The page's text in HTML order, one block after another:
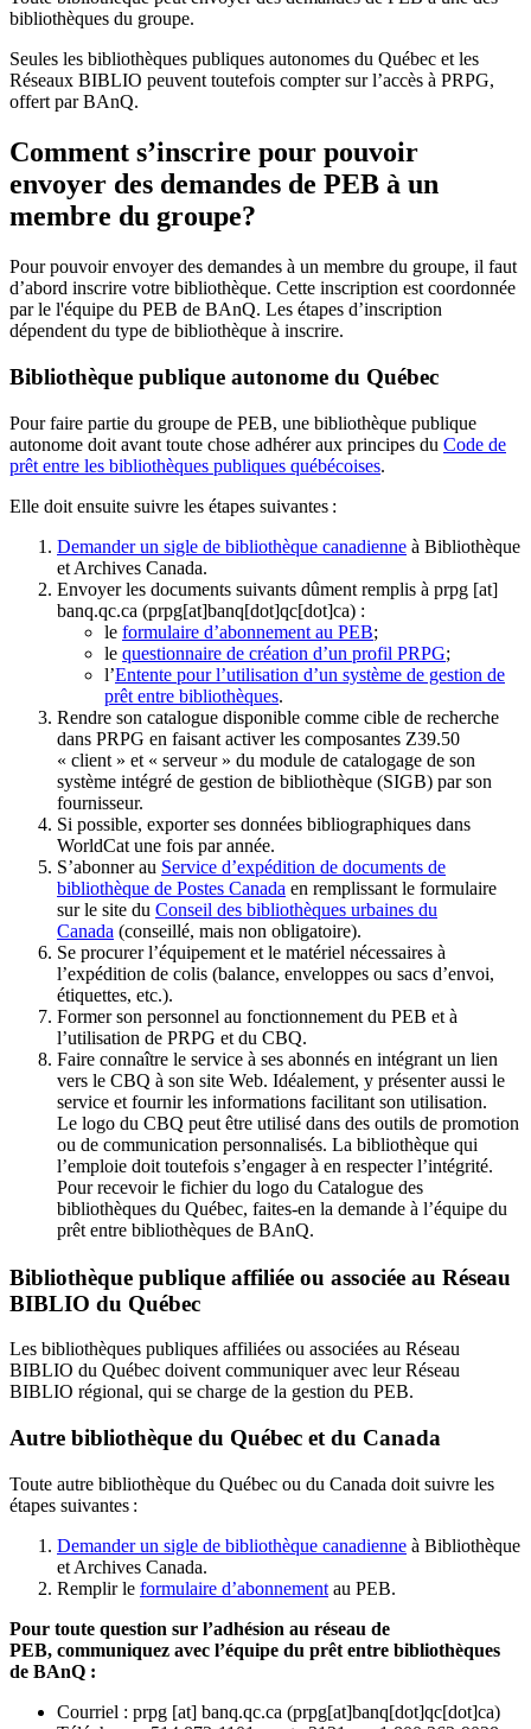
bibliothèques du groupe.
Seules les bibliothèques publiques autonomes du Québec et les
Réseaux BIBLIO peuvent toutefois compter sur l’accès à PRPG,
offert par BAnQ.
Comment s’inscrire pour pouvoir
envoyer des demandes de PEB à un
membre du groupe?
Pour pouvoir envoyer des demandes à un membre du groupe, il faut
d’abord inscrire votre bibliothèque. Cette inscription est coordonnée
par le l'équipe du PEB de BAnQ. Les étapes d’inscription
dépendent du type de bibliothèque à inscrire.
Bibliothèque publique autonome du Québec
Pour faire partie du groupe de PEB, une bibliothèque publique
autonome doit avant toute chose adhérer aux principes du Code de
prêt entre les bibliothèques publiques québécoises.
Elle doit ensuite suivre les étapes suivantes :
Demander un sigle de bibliothèque canadienne à Bibliothèque
et Archives Canada.
Envoyer les documents suivants dûment remplis à prpg [at]
banq.qc.ca (prpg[at]banq[dot]qc[dot]ca) :
le formulaire d’abonnement au PEB;
le questionnaire de création d’un profil PRPG;
l’Entente pour l’utilisation d’un système de gestion de
prêt entre bibliothèques.
Rendre son catalogue disponible comme cible de recherche
dans PRPG en faisant activer les composantes Z39.50
« client » et « serveur » du module de catalogage de son
système intégré de gestion de bibliothèque (SIGB) par son
fournisseur.
Si possible, exporter ses données bibliographiques dans
WorldCat une fois par année.
S’abonner au Service d’expédition de documents de
bibliothèque de Postes Canada en remplissant le formulaire
sur le site du Conseil des bibliothèques urbaines du
Canada (conseillé, mais non obligatoire).
Se procurer l’équipement et le matériel nécessaires à
l’expédition de colis (balance, enveloppes ou sacs d’envoi,
étiquettes, etc.).
Former son personnel au fonctionnement du PEB et à
l’utilisation de PRPG et du CBQ.
Faire connaître le service à ses abonnés en intégrant un lien
vers le CBQ à son site Web. Idéalement, y présenter aussi le
service et fournir les informations facilitant son utilisation.
Le logo du CBQ peut être utilisé dans des outils de promotion
ou de communication personnalisés. La bibliothèque qui
l’emploie doit toutefois s’engager à en respecter l’intégrité.
Pour recevoir le fichier du logo du Catalogue des
bibliothèques du Québec, faites-en la demande à l’équipe du
prêt entre bibliothèques de BAnQ.
Bibliothèque publique affiliée ou associée au Réseau
BIBLIO du Québec
Les bibliothèques publiques affiliées ou associées au Réseau
BIBLIO du Québec doivent communiquer avec leur Réseau
BIBLIO régional, qui se charge de la gestion du PEB.
Autre bibliothèque du Québec et du Canada
Toute autre bibliothèque du Québec ou du Canada doit suivre les
étapes suivantes :
Demander un sigle de bibliothèque canadienne à Bibliothèque
et Archives Canada.
Remplir le formulaire d’abonnement au PEB.
Pour toute question sur l’adhésion au réseau de
PEB, communiquez avec l’équipe du prêt entre bibliothèques
de BAnQ :
Courriel : prpg [at] banq.qc.ca (prpg[at]banq[dot]qc[dot]ca)